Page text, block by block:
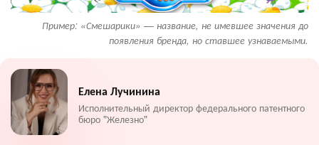
Пример: «Смешарики» — название, не имевшее значения до
появления бренда, но ставшее узнаваемыми.
Елена Лучинина
Исполнительный директор федерального патентного
бюро "Железно"